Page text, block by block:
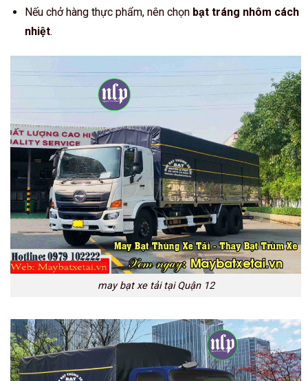
Nếu chở hàng thực phẩm, nên chọn bạt tráng nhôm cách
nhiệt.
may bạt xe tải tại Quận 12